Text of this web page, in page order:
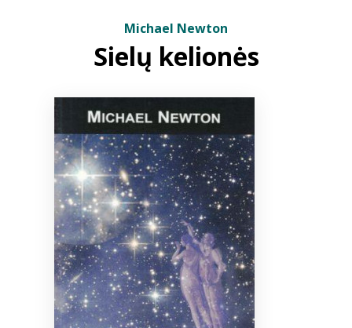
ELVIS atvyksta
Naujienos
Bibliotekoms
+370 667 80 541
info@elvislab.lt
Michael Newton
Sielų kelionės